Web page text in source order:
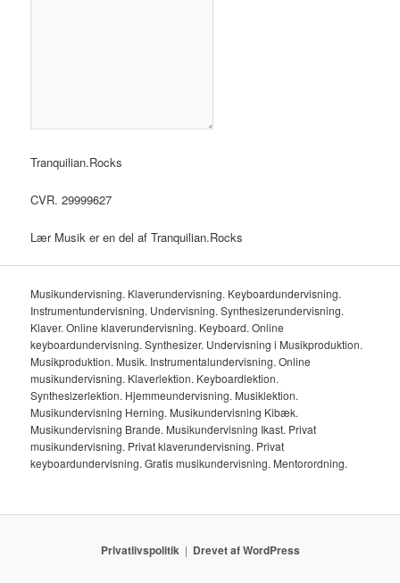
Tranquilian.Rocks
CVR. 29999627
Lær Musik er en del af Tranquilian.Rocks
Musikundervisning. Klaverundervisning. Keyboardundervisning.
Instrumentundervisning. Undervisning. Synthesizerundervisning.
Klaver. Online klaverundervisning. Keyboard. Online
keyboardundervisning. Synthesizer. Undervisning i Musikproduktion.
Musikproduktion. Musik. Instrumentalundervisning. Online
musikundervisning. Klaverlektion. Keyboardlektion.
Synthesizerlektion. Hjemmeundervisning. Musiklektion.
Musikundervisning Herning. Musikundervisning Kibæk.
Musikundervisning Brande. Musikundervisning Ikast. Privat
musikundervisning. Privat klaverundervisning. Privat
keyboardundervisning. Gratis musikundervisning. Mentorordning.
Privatlivspolitik Drevet af WordPress